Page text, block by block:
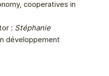
cooperatives in
: Stéphanie
développement